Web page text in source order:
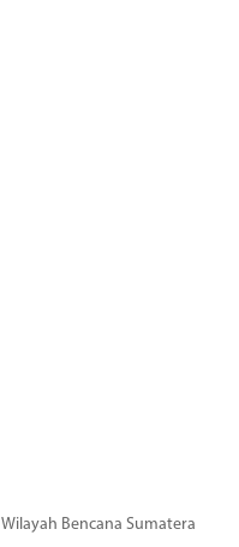
Bencana Sumatera